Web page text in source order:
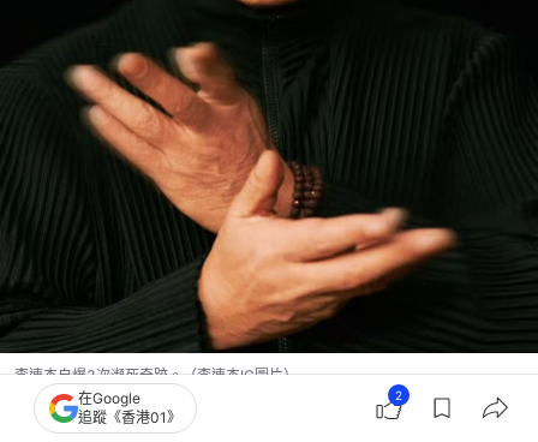
李連杰自爆3次瀕死奇跡。（李連杰IG圖片）
在Google
追蹤《香港01》
2